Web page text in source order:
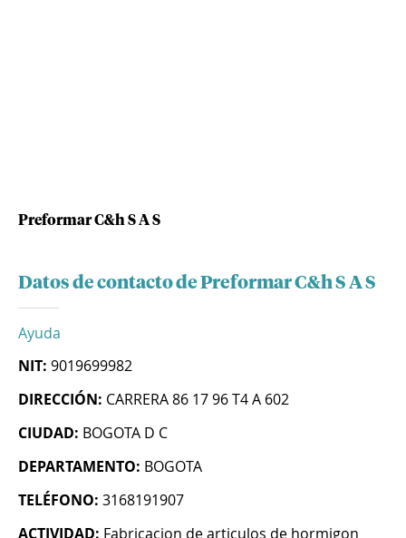
Preformar C&h S A S
Datos de contacto de Preformar C&h S A S
Ayuda
NIT: 9019699982
DIRECCIÓN: CARRERA 86 17 96 T4 A 602
CIUDAD: BOGOTA D C
DEPARTAMENTO: BOGOTA
TELÉFONO: 3168191907
ACTIVIDAD: Fabricacion de articulos de hormigon